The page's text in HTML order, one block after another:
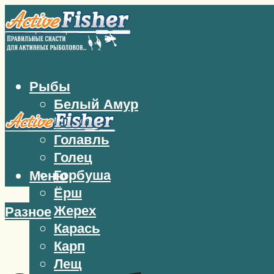
Рыбы
Белый Амур
Бычок
Голавль
Голец
Горбуша
Ёрш
Жерех
Карась
Карп
Лещ
Меню
Разное